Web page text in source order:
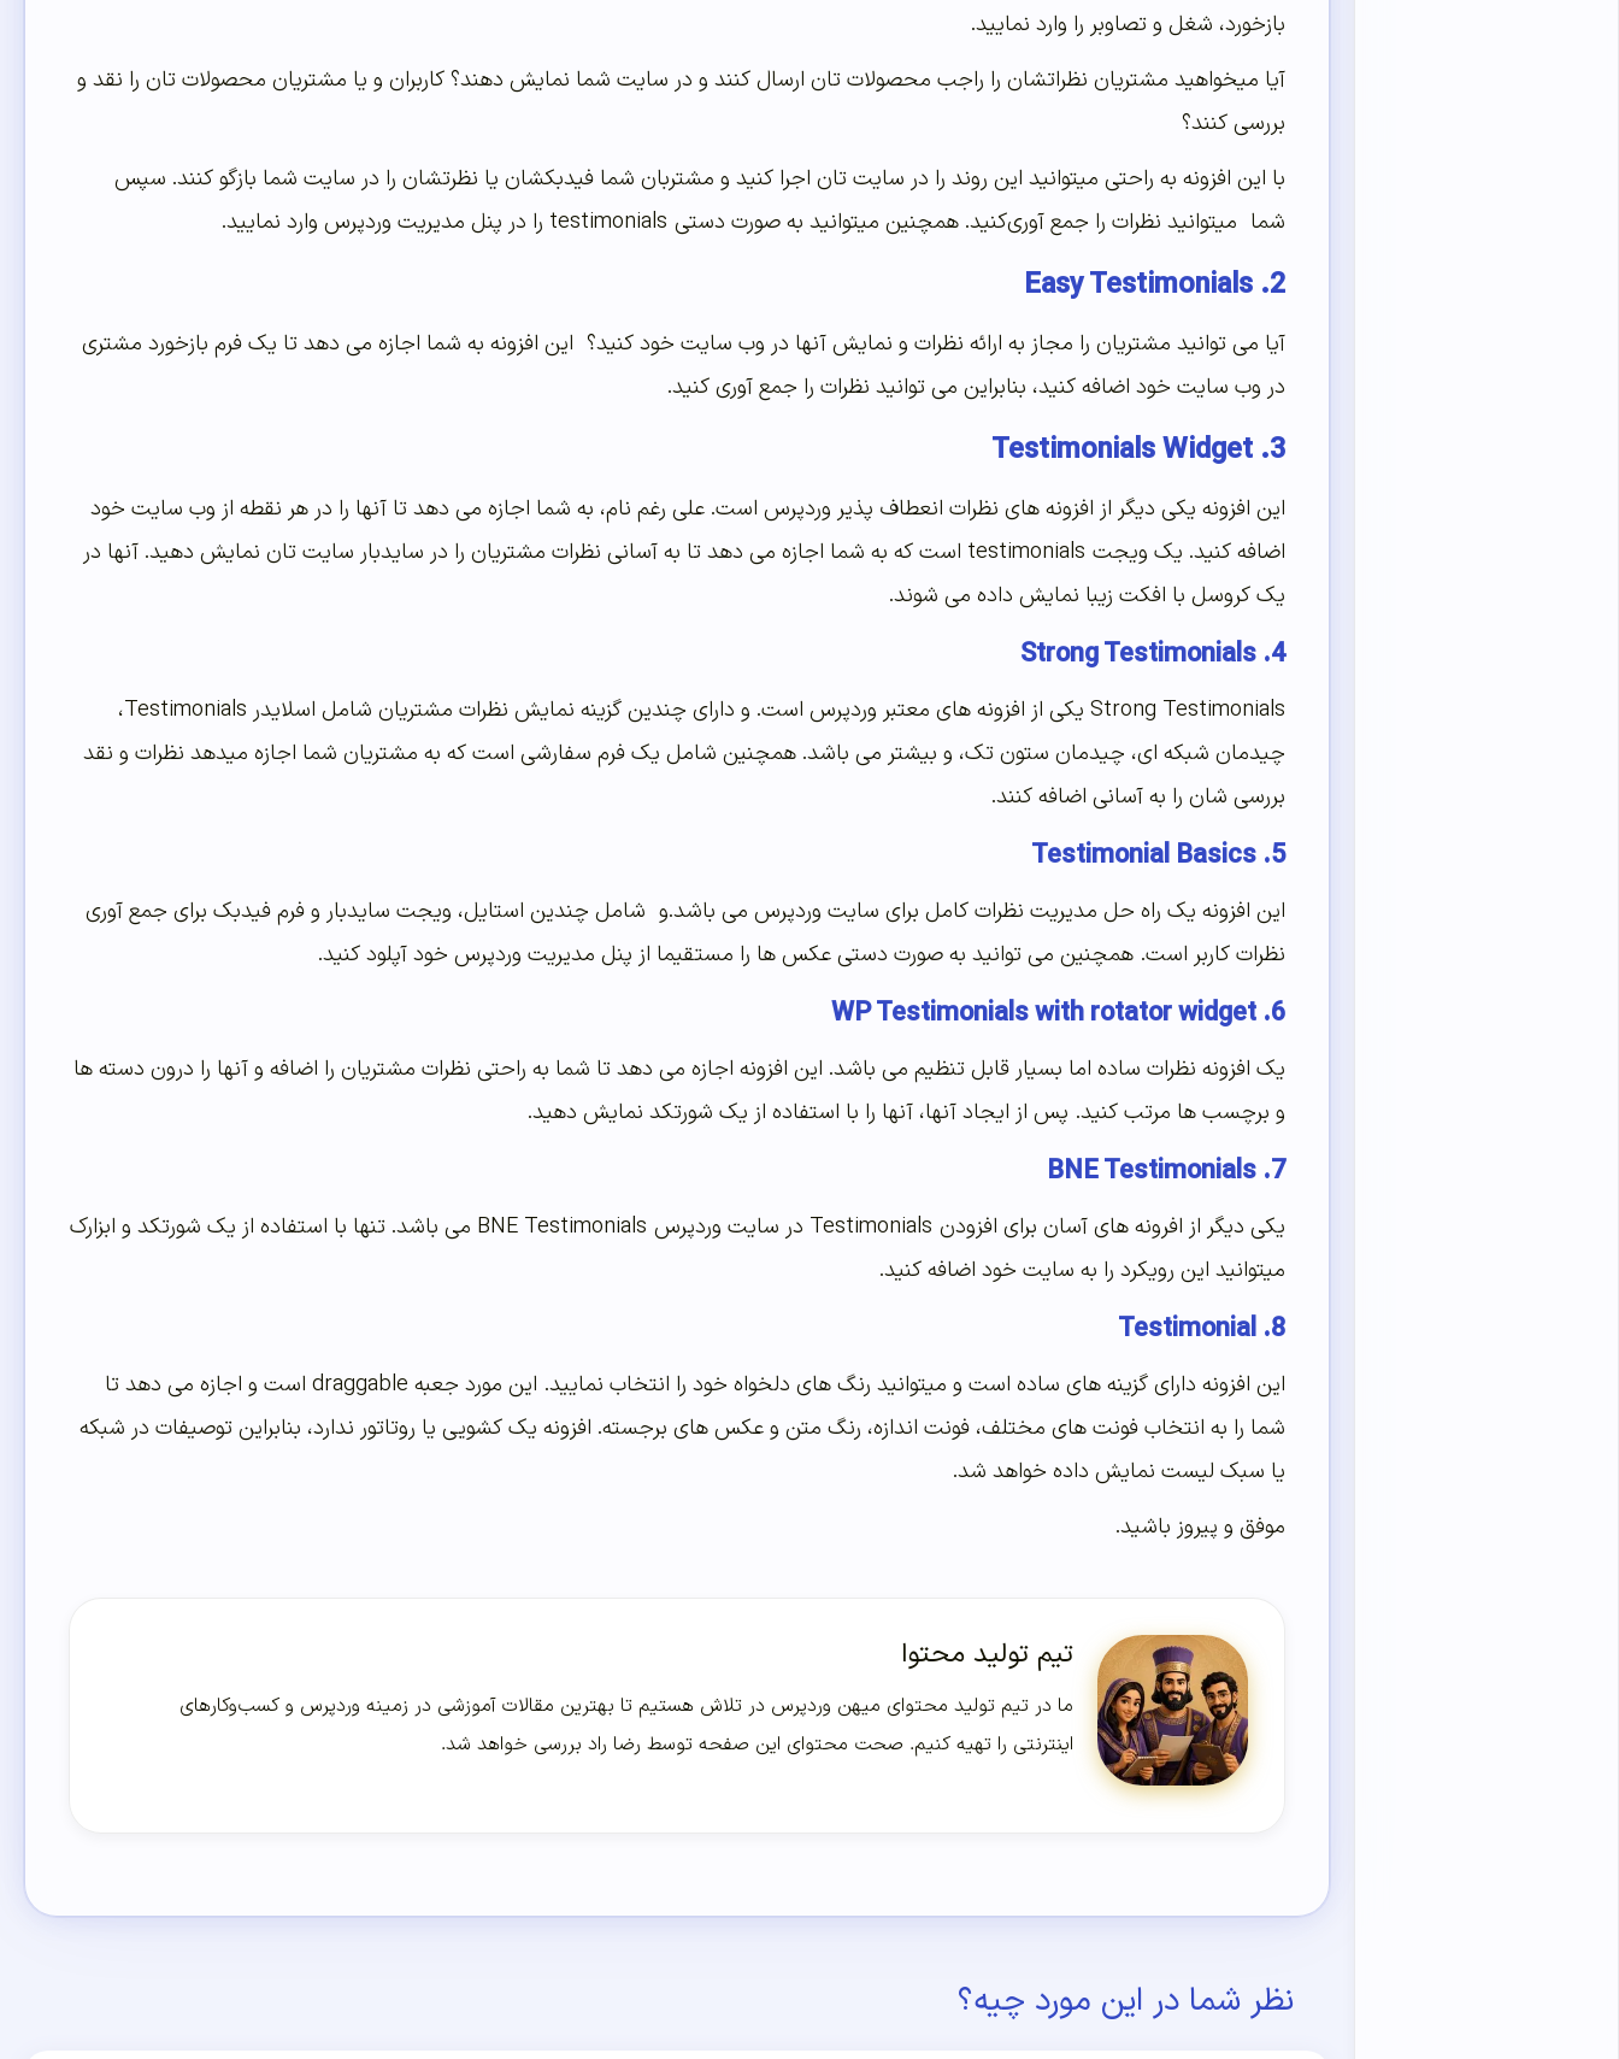
بازخورد، شغل و تصاوبر را وارد نمایید.
آیا میخواهید مشتریان نظراتشان را راجب محصولات تان ارسال کنند و در سایت شما نمایش دهند؟ کاربران و یا مشتریان محصولات تان را نقد و
بررسی کنند؟
با این افزونه به راحتی میتوانید این روند را در سایت تان اجرا کنید و مشتربان شما فیدبکشان یا نظرتشان را در سایت شما بازگو کنند. سپس
شما میتوانید نظرات را جمع آوری‌کنید. همچنین میتوانید به صورت دستی testimonials را در پنل مدیریت وردپرس وارد نمایید.
2. Easy Testimonials
آیا می توانید مشتریان را مجاز به ارائه نظرات و نمایش آنها در وب سایت خود کنید؟ این افزونه به شما اجازه می دهد تا یک فرم بازخورد مشتری
در وب سایت خود اضافه کنید، بنابراین می توانید نظرات را جمع آوری کنید.
3. Testimonials Widget
این افزونه یکی دیگر از افزونه های نظرات انعطاف پذیر وردپرس است. علی رغم نام، به شما اجازه می دهد تا آنها را در هر نقطه از وب سایت خود
اضافه کنید. یک ویجت testimonials است که به شما اجازه می دهد تا به آسانی نظرات مشتریان را در سایدبار سایت تان نمایش دهید. آنها در
یک کروسل با افکت زیبا نمایش داده می شوند.
4. Strong Testimonials
Strong Testimonials یکی از افزونه های معتبر وردپرس است. و دارای چندین گزینه نمایش نظرات مشتریان شامل اسلایدر Testimonials،
چیدمان شبکه ای، چیدمان ستون تک، و بیشتر می باشد. همچنین شامل یک فرم سفارشی است که به مشتریان شما اجازه میدهد نظرات و نقد
بررسی شان را به آسانی اضافه کنند.
5. Testimonial Basics
این افزونه یک راه حل مدیریت نظرات کامل برای سایت وردپرس می باشد.و شامل چندین استایل، ویجت سایدبار و فرم فیدبک برای جمع آوری
نظرات کاربر است. همچنین می توانید به صورت دستی عکس ها را مستقیما از پنل مدیریت وردپرس خود آپلود کنید.
6. WP Testimonials with rotator widget
یک افزونه نظرات ساده اما بسیار قابل تنظیم می باشد. این افزونه اجازه می دهد تا شما به راحتی نظرات مشتریان را اضافه و آنها را درون دسته ها
و برچسب ها مرتب کنید. پس از ایجاد آنها، آنها را با استفاده از یک شورتکد نمایش دهید.
7. BNE Testimonials
یکی دیگر از افرونه های آسان برای افزودن Testimonials در سایت وردپرس BNE Testimonials می باشد. تنها با استفاده از یک شورتکد و ابزارک
میتوانید این رویکرد را به سایت خود اضافه کنید.
8. Testimonial
این افزونه دارای گزینه های ساده است و میتوانید رنگ های دلخواه خود را انتخاب نمایید. این مورد جعبه draggable است و اجازه می دهد تا
شما را به انتخاب فونت های مختلف، فونت اندازه، رنگ متن و عکس های برجسته. افزونه یک کشویی یا روتاتور ندارد، بنابراین توصیفات در شبکه
یا سبک لیست نمایش داده خواهد شد.
موفق و پیروز باشید.
تیم تولید محتوا
ما در تیم تولید محتوای میهن وردپرس در تلاش هستیم تا بهترین مقالات آموزشی در زمینه وردپرس و کسب‌و‌کارهای
اینترنتی را تهیه کنیم. صحت محتوای این صفحه توسط رضا راد بررسی خواهد شد.
نظر شما در این مورد چیه؟